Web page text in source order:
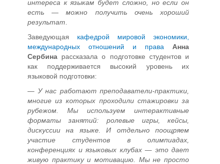
интереса к языкам будет сложно, но если он
есть — можно получить очень хороший
результат
Заведующая кафедрой мировой экономики,
международных отношений и права
Анна
Сербина рассказала о подготовке студентов и
как поддерживается высокий уровень их
языковой подготовки:
— У нас работают преподаватели-практики,
многие из которых проходили стажировки за
рубежом. Мы используем интерактивные
форматы занятий: ролевые игры, кейсы,
дискуссии на языке. И отдельно поощряем
участие студентов в олимпиадах,
конференциях и языковых клубах — это дает
живую практику и мотивацию. Мы не просто